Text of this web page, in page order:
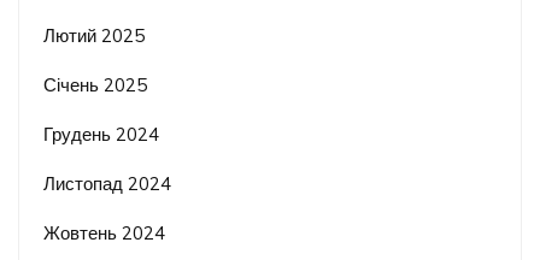
Лютий 2025
Січень 2025
Грудень 2024
Листопад 2024
Жовтень 2024